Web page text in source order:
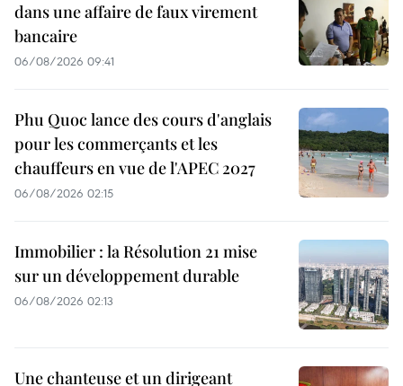
dans une affaire de faux virement
bancaire
06/08/2026 09:41
Phu Quoc lance des cours d'anglais
pour les commerçants et les
chauffeurs en vue de l'APEC 2027
06/08/2026 02:15
Immobilier : la Résolution 21 mise
sur un développement durable
06/08/2026 02:13
Une chanteuse et un dirigeant